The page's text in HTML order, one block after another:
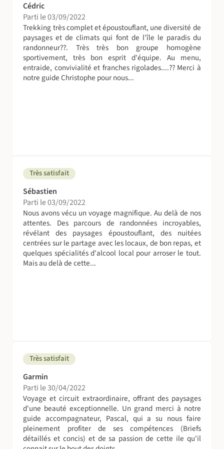
supplément à partir de 135€, selon les dates et
disponibilités.
A table !
Il est indispensable de prévoir un Tupperware
hermétique (couvercle à clapets recommandé), ainsi que
des couverts réutilisables et un gobelet pour les piques-
niques du midi.
Déjeuners :
Le midi, pendant les randonnées, un pique-nique
généralement composé d'une salade complète ou d'un
sandwich, de fromage, de charcuterie ou d'œufs et de
fruits ou d'un gâteau local est préparé par le gîte de la
veille ou par le guide.
Le déjeuner du Jour 2 à Hell-Bourg est prévu dans un
restaurant local.
Les déjeuners au lagon de Saint-Gilles du Jour 12 et du
gîtes. Un verre de rhum arrangé aux saveurs locales est
Les dîners au lagon de Saint-Gilles du Jour 11 et du Jour
12 sont libres. De nombreux restaurants sont accessibles
à pied depuis l'hôtel.
Les boissons ne sont pas incluses. Nous vous
recommandons de vous munir de gourde(s) ou de poche
Cédric
Parti le 03/09/2022
Trekking très complet et époustouflant, une diversité de
paysages et de climats qui font de l'île le paradis du
randonneur??. Très très bon groupe homogène
sportivement, très bon esprit d'équipe. Au menu,
entraide, convivialité et franches rigolades....?? Merci à
notre guide Christophe pour nous...
Très satisfait
Sébastien
Parti le 03/09/2022
Nous avons vécu un voyage magnifique. Au delà de nos
attentes. Des parcours de randonnées incroyables,
révélant des paysages époustouflant, des nuitées
centrées sur le partage avec les locaux, de bon repas, et
quelques spécialités d'alcool local pour arroser le tout.
Mais au delà de cette...
Très satisfait
Garmin
Parti le 30/04/2022
Voyage et circuit extraordinaire, offrant des paysages
d'une beauté exceptionnelle. Un grand merci à notre
guide accompagnateur, Pascal, qui a su nous faire
pleinement profiter de ses compétences (Briefs
détaillés et concis) et de sa passion de cette ile qu'il